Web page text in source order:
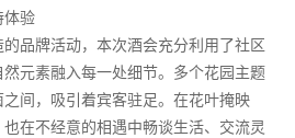
体验
品牌活动，本次酒会充分利用了社区
元素融入每一处细节。多个花园主题
间，吸引着宾客驻足。在花叶掩映
在不经意的相遇中畅谈生活、交流灵